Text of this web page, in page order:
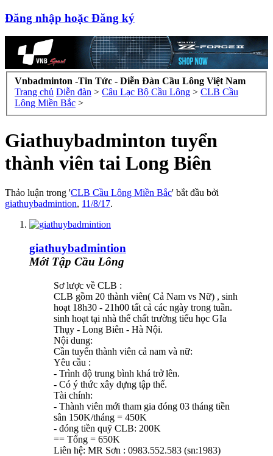
Đăng nhập hoặc Đăng ký
Vnbadminton -Tin Tức - Diễn Đàn Cầu Lông Việt Nam
Trang chủ Diễn đàn > Câu Lạc Bộ Cầu Lông > CLB Cầu
Lông Miền Bắc >
Giathuybadminton tuyển
thành viên tai Long Biên
Thảo luận trong 'CLB Cầu Lông Miền Bắc' bắt đầu bởi
giathuybadmintion, 11/8/17.
giathuybadmintion
Mới Tập Cầu Lông
Sơ lược về CLB :
CLB gồm 20 thành viên( Cả Nam vs Nữ) , sinh
hoạt 18h30 - 21h00 tất cả các ngày trong tuần.
sinh hoạt tại nhà thể chất trường tiểu học GIa
Thụy - Long Biên - Hà Nội.
Nội dung:
Cần tuyển thành viên cả nam và nữ:
Yêu cầu :
- Trình độ trung bình khá trở lên.
- Có ý thức xây dựng tập thể.
Tài chính:
- Thành viên mới tham gia đóng 03 tháng tiền
sân 150K/tháng = 450K
- đóng tiền quỹ CLB: 200K
== Tổng = 650K
Liên hệ: MR Sơn : 0983.552.583 (sn:1983)